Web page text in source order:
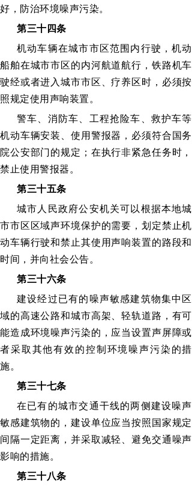
好，防治环境噪声污染。
第三十四条
机动车辆在城市市区范围内行驶，机动
船舶在城市市区的内河航道航行，铁路机车
驶经或者进入城市市区、疗养区时，必须按
照规定使用声响装置。
警车、消防车、工程抢险车、救护车等
机动车辆安装、使用警报器，必须符合国务
院公安部门的规定；在执行非紧急任务时，
禁止使用警报器。
第三十五条
城市人民政府公安机关可以根据本地城
市市区区域声环境保护的需要，划定禁止机
动车辆行驶和禁止其使用声响装置的路段和
时间，并向社会公告。
第三十六条
建设经过已有的噪声敏感建筑物集中区
域的高速公路和城市高架、轻轨道路，有可
能造成环境噪声污染的，应当设置声屏障或
者采取其他有效的控制环境噪声污染的措
施。
第三十七条
在已有的城市交通干线的两侧建设噪声
敏感建筑物的，建设单位应当按照国家规定
间隔一定距离，并采取减轻、避免交通噪声
影响的措施。
第三十八条